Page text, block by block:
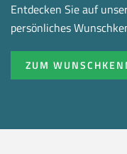
Entdecken Sie auf
persönliches
ZUM